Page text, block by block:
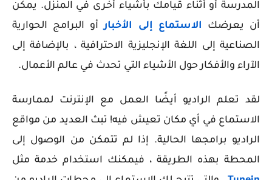
المدرسة أو أثناء قيامك بأشياء أخرى في المنزل. يمكن
أن يعرضك الاستماع إلى الأخبارأو البرامج الحوارية
الصناعية إلى اللغة الإنجليزية الاحترافية ، بالإضافة إلى
الآراء والأفكار حول الأشياء التي تحدث في عالم الأعمال.
لقد تعلم الراديو أيضًا العمل مع الإنترنت لممارسة
الاستماع في أي مكان تعيش فيه! تبث العديد من مواقع
الراديو برامجها الحالية. إذا لم تتمكن من الوصول إلى
المحطة بهذه الطريقة ، فيمكنك استخدام خدمة مثل